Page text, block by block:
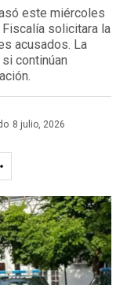
este miércoles
solicitara la
acusados. La
continúan
8 julio, 2026